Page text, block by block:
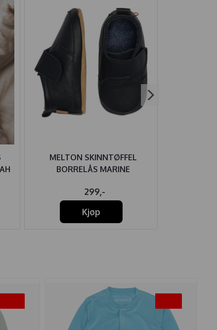
MELTON SKINNTØFFEL
BORRELÅS MARINE
299,-
Kjøp